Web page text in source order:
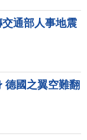
通部人事地震
德國之翼空難翻